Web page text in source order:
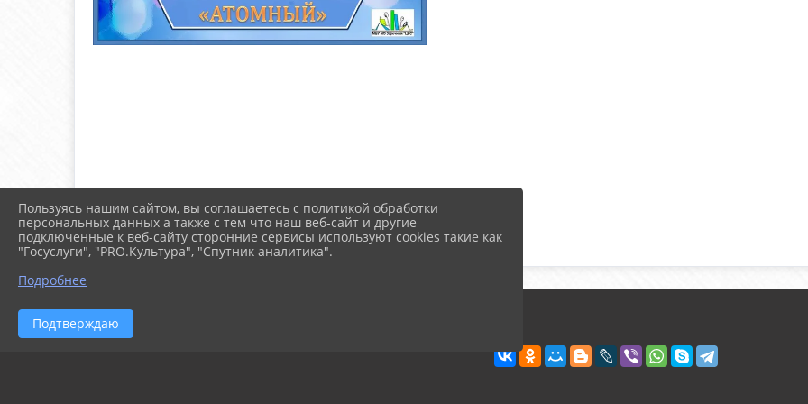
Пользуясь нашим сайтом, вы соглашаетесь с политикой обработки
персональных данных а также с тем что наш веб-сайт и другие
подключенные к веб-сайту сторонние сервисы используют cookies такие как
"Госуслуги", "PRO.Культура", "Спутник аналитика".
Подробнее
Подтверждаю